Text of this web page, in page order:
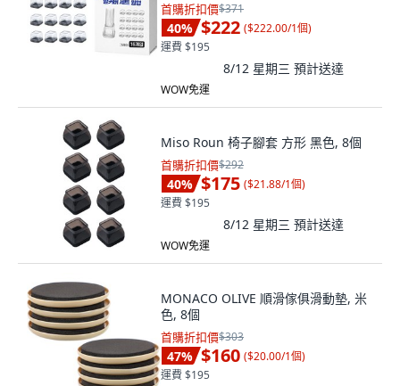
首購折扣價$371
40% $222 ($222.00/1個)
運費 $195
8/12 星期三 預計送達
WOW免運
Miso Roun 椅子腳套 方形 黑色, 8個
首購折扣價$292
40% $175 ($21.88/1個)
運費 $195
8/12 星期三 預計送達
WOW免運
MONACO OLIVE 順滑傢俱滑動墊, 米
色, 8個
首購折扣價$303
47% $160 ($20.00/1個)
運費 $195